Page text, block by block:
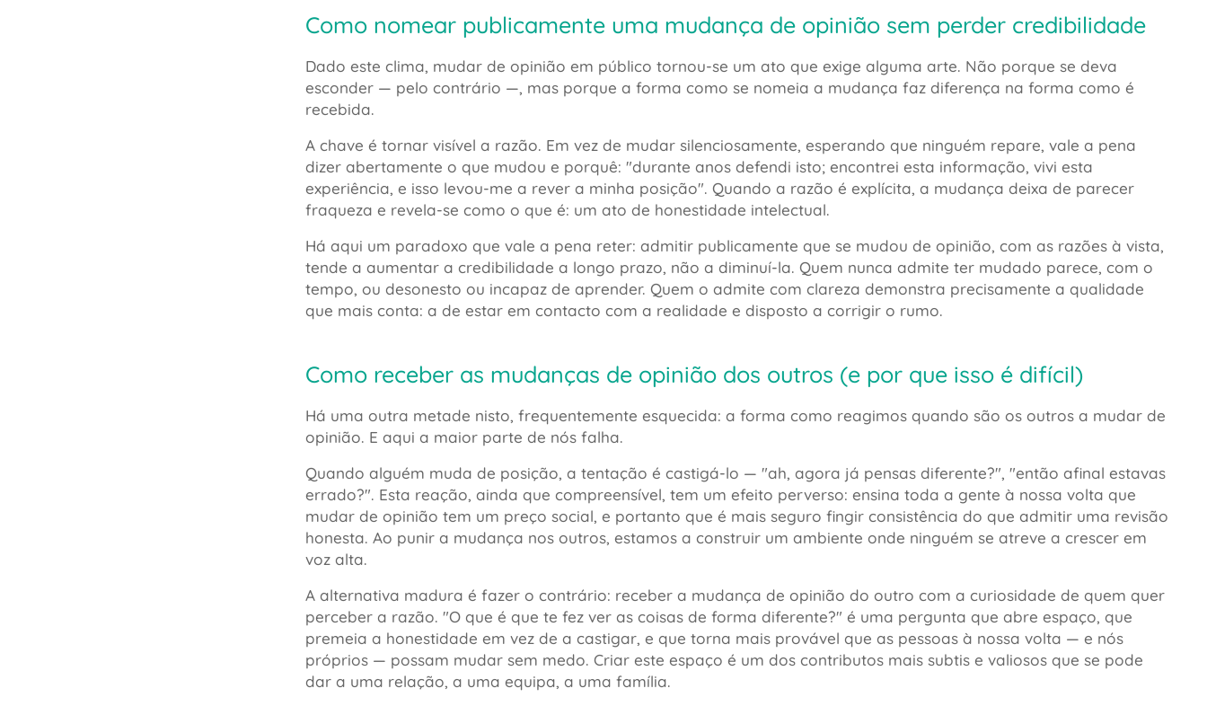
Como nomear publicamente uma mudança de opinião sem perder credibilidade
Dado este clima, mudar de opinião em público tornou-se um ato que exige alguma arte. Não porque se deva
esconder — pelo contrário —, mas porque a forma como se nomeia a mudança faz diferença na forma como é
recebida.
A chave é tornar visível a razão. Em vez de mudar silenciosamente, esperando que ninguém repare, vale a pena
dizer abertamente o que mudou e porquê: "durante anos defendi isto; encontrei esta informação, vivi esta
experiência, e isso levou-me a rever a minha posição". Quando a razão é explícita, a mudança deixa de parecer
fraqueza e revela-se como o que é: um ato de honestidade intelectual.
Há aqui um paradoxo que vale a pena reter: admitir publicamente que se mudou de opinião, com as razões à vista,
tende a aumentar a credibilidade a longo prazo, não a diminuí-la. Quem nunca admite ter mudado parece, com o
tempo, ou desonesto ou incapaz de aprender. Quem o admite com clareza demonstra precisamente a qualidade
que mais conta: a de estar em contacto com a realidade e disposto a corrigir o rumo.
Como receber as mudanças de opinião dos outros (e por que isso é difícil)
Há uma outra metade nisto, frequentemente esquecida: a forma como reagimos quando são os outros a mudar de
opinião. E aqui a maior parte de nós falha.
Quando alguém muda de posição, a tentação é castigá-lo — "ah, agora já pensas diferente?", "então afinal estavas
errado?". Esta reação, ainda que compreensível, tem um efeito perverso: ensina toda a gente à nossa volta que
mudar de opinião tem um preço social, e portanto que é mais seguro fingir consistência do que admitir uma revisão
honesta. Ao punir a mudança nos outros, estamos a construir um ambiente onde ninguém se atreve a crescer em
voz alta.
A alternativa madura é fazer o contrário: receber a mudança de opinião do outro com a curiosidade de quem quer
perceber a razão. "O que é que te fez ver as coisas de forma diferente?" é uma pergunta que abre espaço, que
premeia a honestidade em vez de a castigar, e que torna mais provável que as pessoas à nossa volta — e nós
próprios — possam mudar sem medo. Criar este espaço é um dos contributos mais subtis e valiosos que se pode
dar a uma relação, a uma equipa, a uma família.